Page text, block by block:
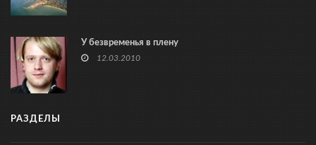
У безвременья в плену
12.03.2010
РАЗДЕЛЫ